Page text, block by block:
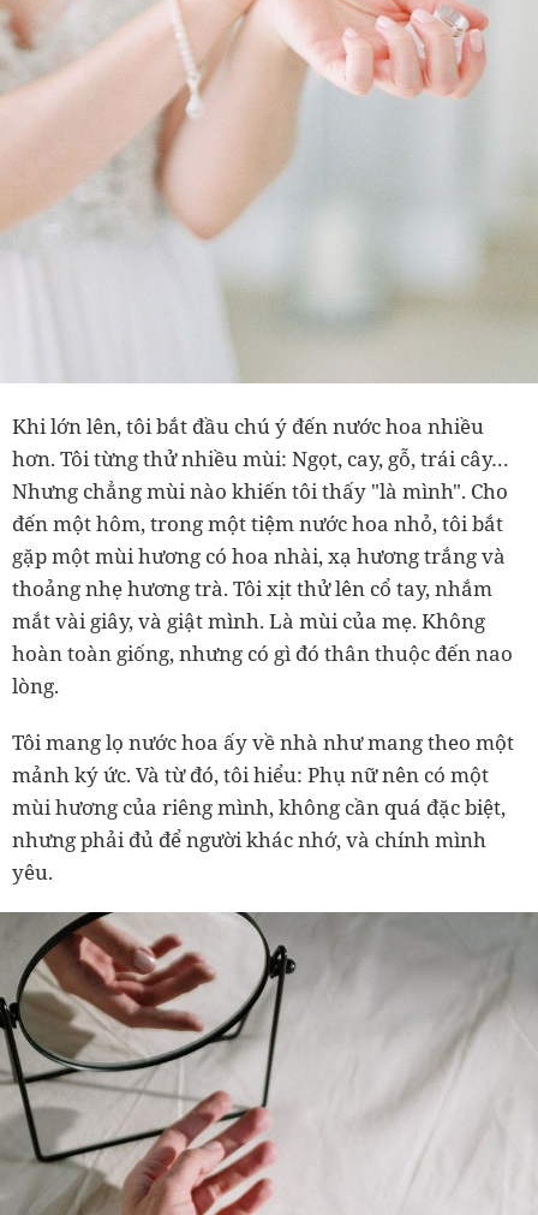
Khi lớn lên, tôi bắt đầu chú ý đến nước hoa nhiều
hơn. Tôi từng thử nhiều mùi: Ngọt, cay, gỗ, trái cây…
Nhưng chẳng mùi nào khiến tôi thấy "là mình". Cho
đến một hôm, trong một tiệm nước hoa nhỏ, tôi bắt
gặp một mùi hương có hoa nhài, xạ hương trắng và
thoảng nhẹ hương trà. Tôi xịt thử lên cổ tay, nhắm
mắt vài giây, và giật mình. Là mùi của mẹ. Không
hoàn toàn giống, nhưng có gì đó thân thuộc đến nao
lòng.
Tôi mang lọ nước hoa ấy về nhà như mang theo một
mảnh ký ức. Và từ đó, tôi hiểu: Phụ nữ nên có một
mùi hương của riêng mình, không cần quá đặc biệt,
nhưng phải đủ để người khác nhớ, và chính mình
yêu.